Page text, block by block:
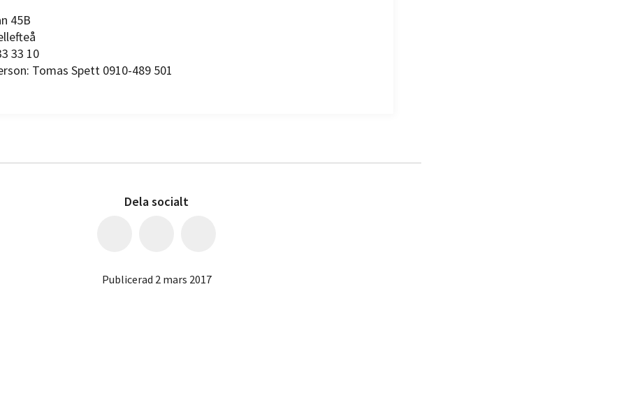
45B
33 10
Tomas Spett 0910-489 501
Dela socialt
Publicerad 2 mars 2017